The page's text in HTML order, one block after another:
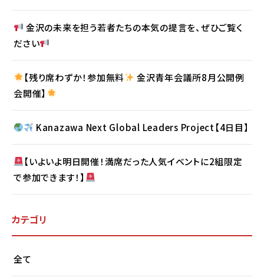
金沢の未来を担う若者たちの本気の提言を、ぜひご覧く
ださい
【残り席わずか！参加無料
金沢青年会議所8月公開例
会開催】
Kanazawa Next Global Leaders Project【4日目】
【いよいよ明日開催！満席だった人気イベントに2組限定
で参加できます！】
カテゴリ
全て